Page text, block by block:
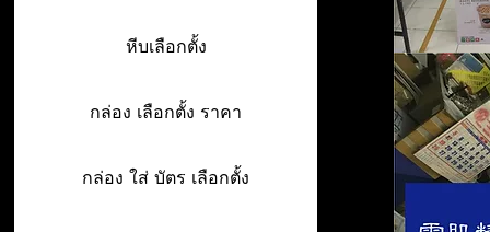
หีบเลือกตั้ง
กล่อง เลือกตั้ง ราคา
กล่อง ใส่ บัตร เลือกตั้ง